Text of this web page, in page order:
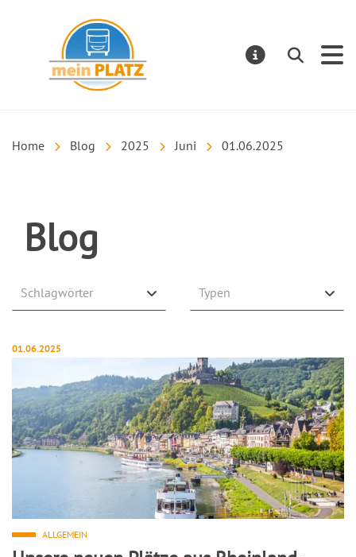
Suchen
Home Blog 2025 Juni 01.06.2025
Blog
Schlagwörter Typen
Veröffentlicht am:
01.06.2025
ALLGEMEIN